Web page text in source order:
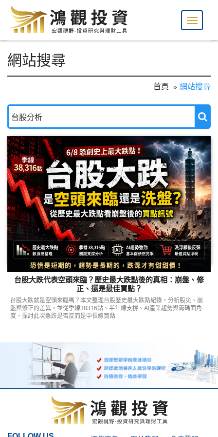
網站搜尋
首頁 網站搜尋
台股大跌代表空頭來臨？歷史最大跌點後的真相：崩盤、修
正、還是最佳買點？
台股大跌就是空頭來臨嗎？本文整理台股歷史最大跌點紀錄，分析股災、崩
盤與修正的差異，並從季線38316點、半年線支撐、AI產業趨勢與籌碼面角
度，探討此次急跌是否反而是中長線買點